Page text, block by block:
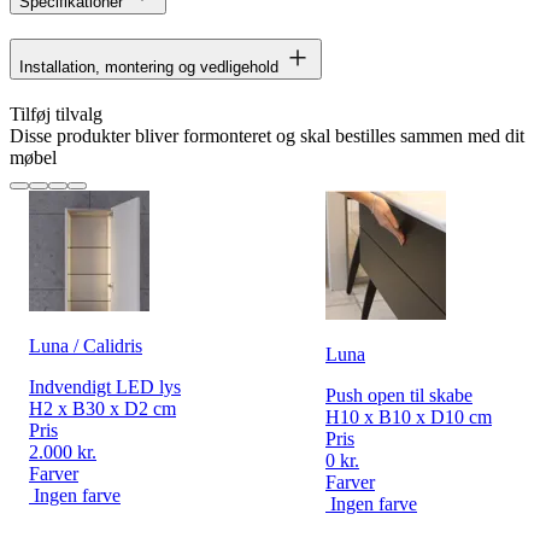
Installation, montering og vedligehold
Tilføj tilvalg
Disse produkter bliver formonteret og skal bestilles sammen med dit
møbel
Luna / Calidris
Indvendigt LED lys
H2 x B30 x D2 cm
Pris
2.000 kr.
Farver
Ingen farve
Luna
Push open til skabe
H10 x B10 x D10 cm
Pris
0 kr.
Farver
Ingen farve